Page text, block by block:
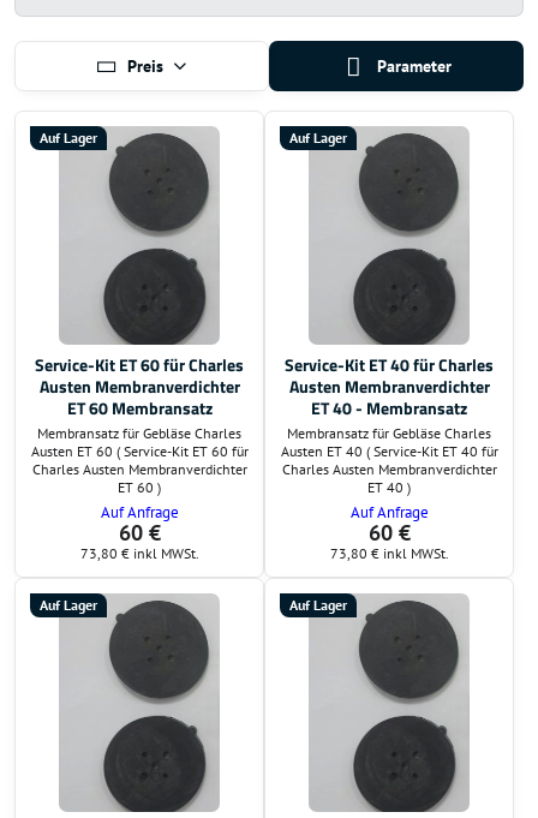
Preis Parameter
Auf Lager
Service-Kit ET 60 für Charles
Austen Membranverdichter
ET 60 Membransatz
Membransatz für Gebläse Charles
Austen ET 60 ( Service-Kit ET 60 für
Charles Austen Membranverdichter
ET 60 )
Auf Anfrage
60 €
73,80 € inkl MWSt.
Auf Lager
Service-Kit ET 40 für Charles
Austen Membranverdichter
ET 40 - Membransatz
Membransatz für Gebläse Charles
Austen ET 40 ( Service-Kit ET 40 für
Charles Austen Membranverdichter
ET 40 )
Auf Anfrage
60 €
73,80 € inkl MWSt.
Auf Lager Auf Lager